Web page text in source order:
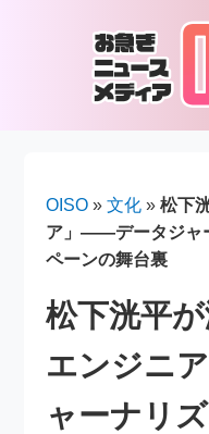
OISO »文化 »松下
ア」――データジャ
ペーンの舞台裏
松下洸平
エンジニ
ャーナリ